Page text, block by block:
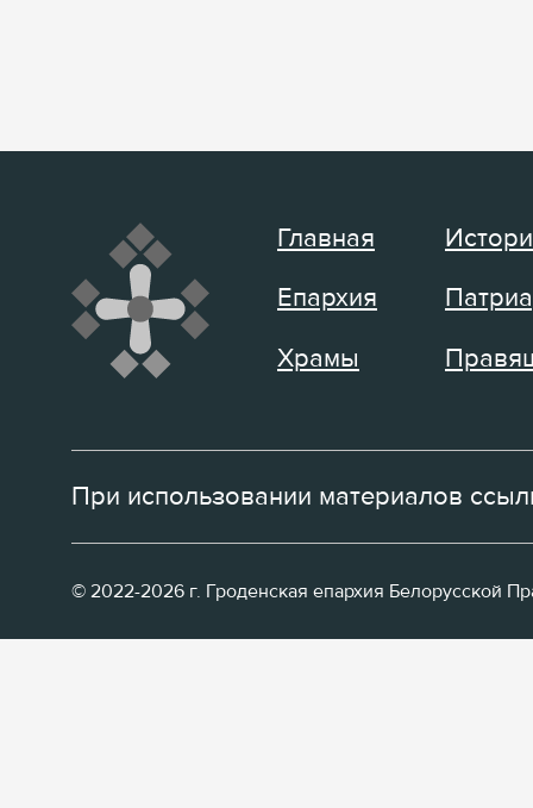
Главная
Епархия
Храмы
При использовании материалов
© 2022-2026 г. Гроденская епархия Белорусской